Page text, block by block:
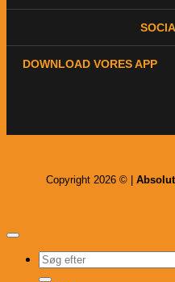
DOWNLOAD VORES APP
Copyright 2026 © |
Søg
efter: